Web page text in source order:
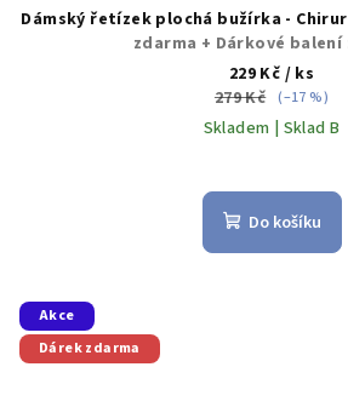
Dámský řetízek plochá bužírka -
zdarma + Dárkové balení
229 Kč / ks
279 Kč (–17 %)
Skladem | Sklad B
hodnocení
produktu
Do košíku
Akce
Dárek zdarma